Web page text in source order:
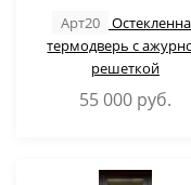
Арт20
термодверь с
решеткой
55 000 руб.